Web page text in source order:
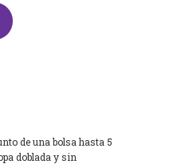
de una bolsa hasta 5
doblada y sin